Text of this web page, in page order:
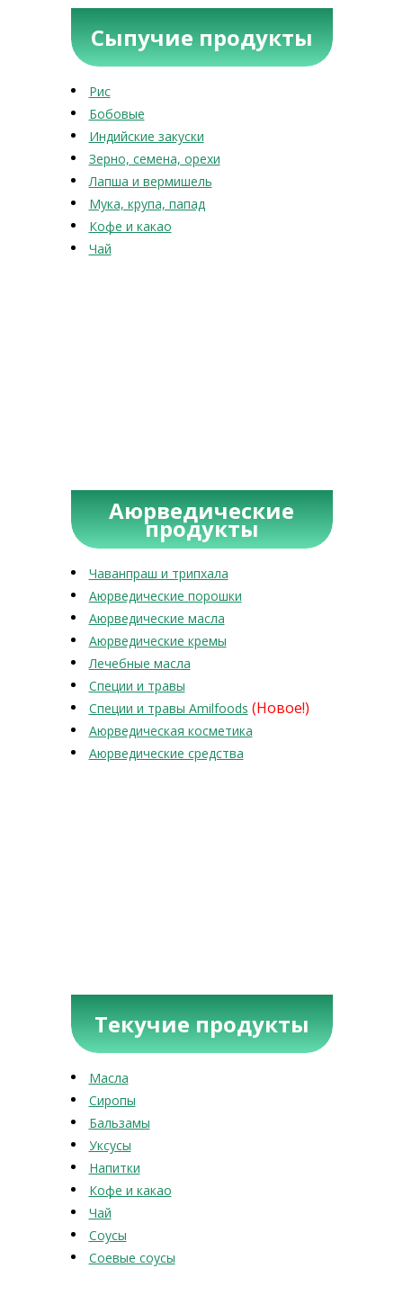
Сыпучие продукты
Рис
Бобовые
Индийские закуски
Зерно, семена, орехи
Лапша и вермишель
Мука, крупа, папад
Кофе и какао
Чай
Аюрведические
продукты
Чаванпраш и трипхала
Аюрведические порошки
Аюрведические масла
Аюрведические кремы
Лечебные масла
Специи и травы
Специи и травы Amilfoods (Новое!)
Аюрведическая косметика
Аюрведические средства
Текучие продукты
Масла
Сиропы
Бальзамы
Уксусы
Напитки
Кофе и какао
Чай
Соусы
Соевые соусы